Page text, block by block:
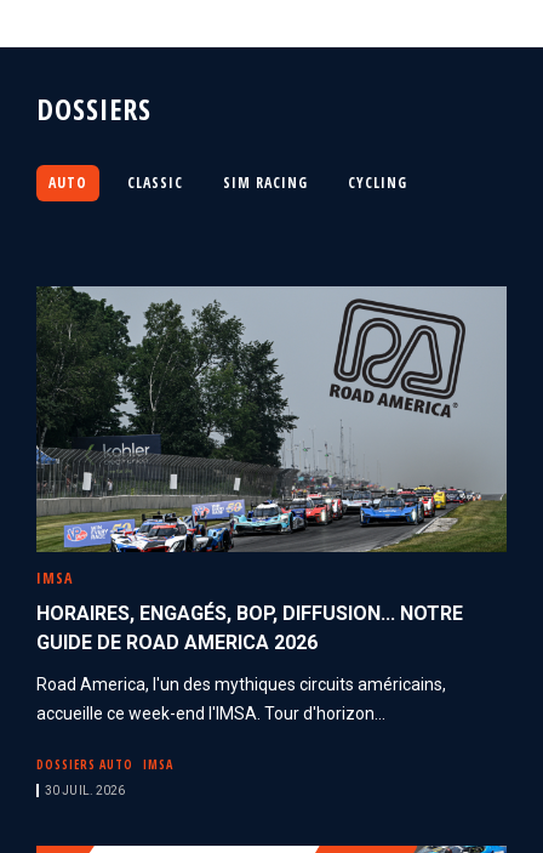
DOSSIERS
AUTO CLASSIC SIM RACING CYCLING
IMSA
HORAIRES, ENGAGÉS, BOP, DIFFUSION... NOTRE
GUIDE DE ROAD AMERICA 2026
Road America, l'un des mythiques circuits américains,
accueille ce week-end l'IMSA. Tour d'horizon...
DOSSIERS AUTO IMSA
30 JUIL. 2026